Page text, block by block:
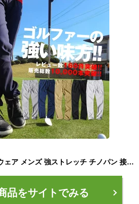
ゴルフパンツ ゴルフウェア メンズ 強ストレッチ チノパン 接触冷感 父の日 細身 パンツ ゴルフ用品 ジャージ感覚 秋用 ウェア スポーツ 通販 父の日
品をサイトでみる